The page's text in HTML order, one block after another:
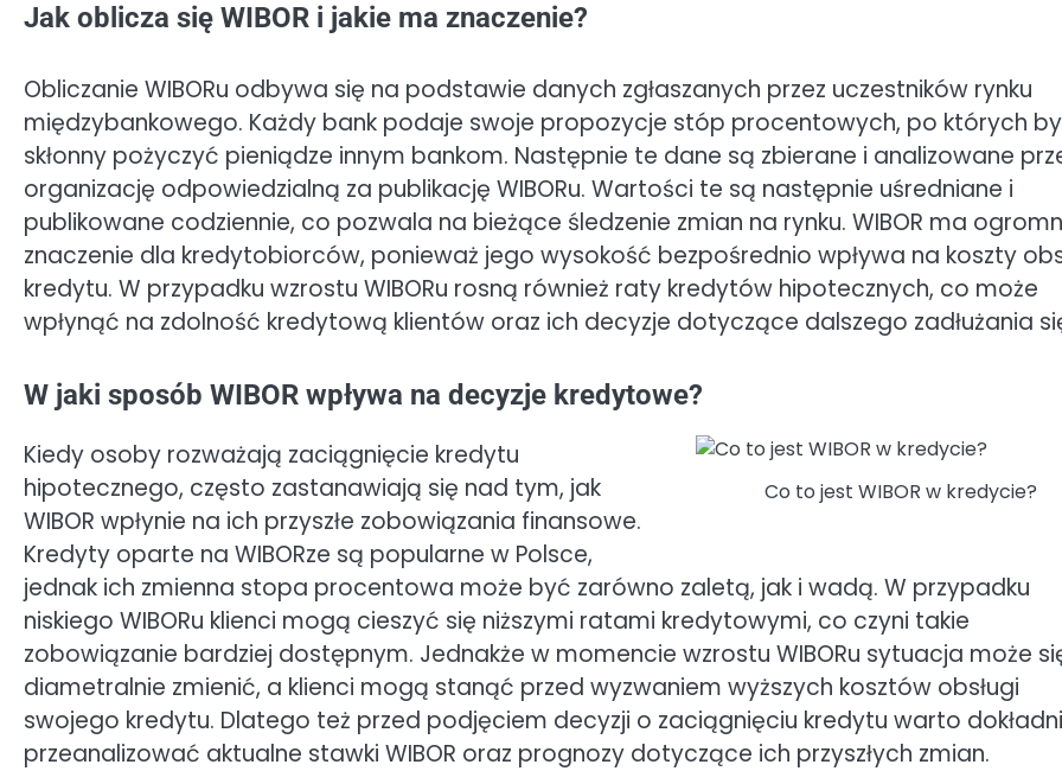
Jak oblicza się WIBOR i jakie ma znaczenie?
Obliczanie WIBORu odbywa się na podstawie danych zgłaszanych przez uczestników rynku
międzybankowego. Każdy bank podaje swoje propozycje stóp procentowych, po których
skłonny pożyczyć pieniądze innym bankom. Następnie te dane są zbierane i analizowane
organizację odpowiedzialną za publikację WIBORu. Wartości te są następnie uśredniane i
publikowane codziennie, co pozwala na bieżące śledzenie zmian na rynku. WIBOR ma
znaczenie dla kredytobiorców, ponieważ jego wysokość bezpośrednio wpływa na koszty
kredytu. W przypadku wzrostu WIBORu rosną również raty kredytów hipotecznych, co może
wpłynąć na zdolność kredytową klientów oraz ich decyzje dotyczące dalszego zadłużania
W jaki sposób WIBOR wpływa na decyzje kredytowe?
Co to jest WIBOR w kredycie?
Kiedy osoby rozważają zaciągnięcie kredytu
hipotecznego, często zastanawiają się nad tym, jak
WIBOR wpłynie na ich przyszłe zobowiązania finansowe.
Kredyty oparte na WIBORze są popularne w Polsce,
jednak ich zmienna stopa procentowa może być zarówno zaletą, jak i wadą. W przypadku
niskiego WIBORu klienci mogą cieszyć się niższymi ratami kredytowymi, co czyni takie
zobowiązanie bardziej dostępnym. Jednakże w momencie wzrostu WIBORu sytuacja może
diametralnie zmienić, a klienci mogą stanąć przed wyzwaniem wyższych kosztów obsługi
swojego kredytu. Dlatego też przed podjęciem decyzji o zaciągnięciu kredytu warto
przeanalizować aktualne stawki WIBOR oraz prognozy dotyczące ich przyszłych zmian.